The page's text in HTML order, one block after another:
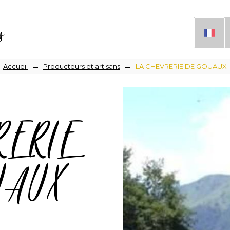
Fil
Accueil Producteurs et artisans LA CHEVRERIE DE GOUAUX